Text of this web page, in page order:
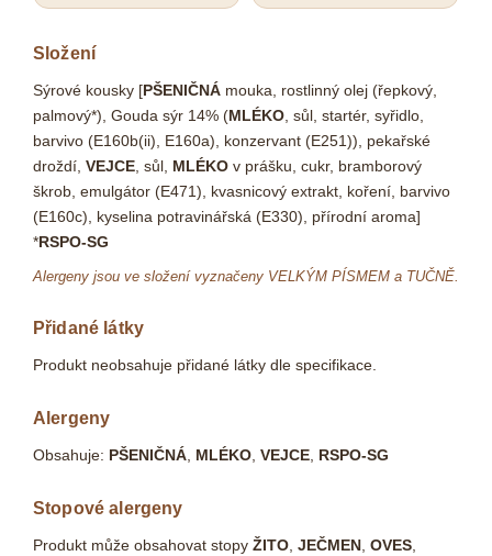
Složení
Sýrové kousky [PŠENIČNÁ mouka, rostlinný olej (řepkový,
palmový*), Gouda sýr 14% (MLÉKO , sůl, startér, syřidlo,
barvivo (E160b(ii), E160a), konzervant (E251)), pekařské
droždí, VEJCE , sůl, MLÉKO v prášku, cukr, bramborový
škrob, emulgátor (E471), kvasnicový extrakt, koření, barvivo
(E160c), kyselina potravinářská (E330), přírodní aroma]
*RSPO-SG
Alergeny jsou ve složení vyznačeny VELKÝM PÍSMEM a TUČNĚ.
Přidané látky
Produkt neobsahuje přidané látky dle specifikace.
Alergeny
Obsahuje: PŠENIČNÁ MLÉKO VEJCE RSPO-SG
Stopové alergeny
Produkt může obsahovat stopy ŽITO JEČMEN OVES